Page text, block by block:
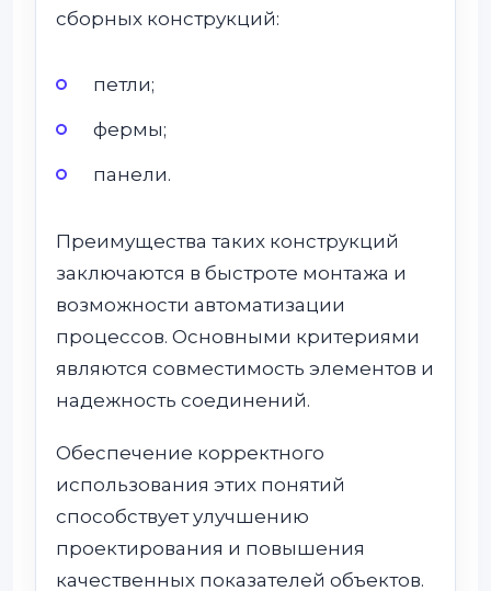
сборных конструкций:
петли;
фермы;
панели.
Преимущества таких конструкций
заключаются в быстроте монтажа и
возможности автоматизации
процессов. Основными критериями
являются совместимость элементов и
надежность соединений.
Обеспечение корректного
использования этих понятий
способствует улучшению
проектирования и повышения
качественных показателей объектов.